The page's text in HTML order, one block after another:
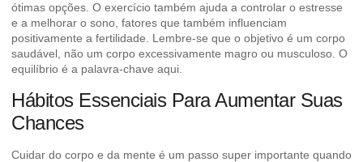
ótimas opções. O exercício também ajuda a controlar o estresse
e a melhorar o sono, fatores que também influenciam
positivamente a fertilidade. Lembre-se que o objetivo é um corpo
saudável, não um corpo excessivamente magro ou musculoso. O
equilíbrio é a palavra-chave aqui.
Hábitos Essenciais Para Aumentar Suas
Chances
Cuidar do corpo e da mente é um passo super importante quando